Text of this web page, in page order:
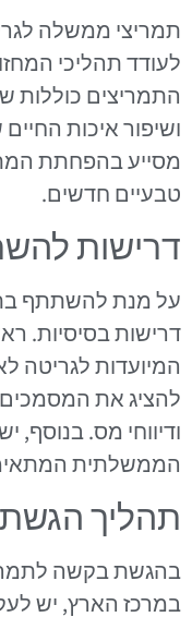
תמריצי ממשלה
לעודד תהליכי
התמריצים כוללות
ושיפור איכות
מסייע בהפחתת
טבעיים חדשים.
דרישות
על מנת להשתתף
דרישות בסיסיות.
המיועדות לגריטה
להציג את
ודיווחי מס.
הממשלתית
תהליך
בהגשת בקשה
במרכז הארץ, יש